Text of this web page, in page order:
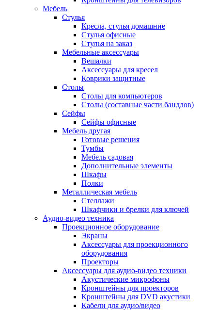
Мебель
Стулья
Кресла, стулья домашние
Стулья офисные
Стулья на заказ
Мебельные аксессуары
Вешалки
Аксессуары для кресел
Коврики защитные
Столы
Столы для компьютеров
Столы (составные части бандлов)
Сейфы
Сейфы офисные
Мебель другая
Готовые решения
Тумбы
Мебель садовая
Дополнительные элементы
Шкафы
Полки
Металлическая мебель
Стеллажи
Шкафчики и брелки для ключей
Аудио-видео техника
Проекционное оборудование
Экраны
Аксессуары для проекционного
оборудования
Проекторы
Аксессуары для аудио-видео техники
Акустические микрофоны
Кронштейны для проекторов
Кронштейны для DVD акустики
Кабели для аудио/видео